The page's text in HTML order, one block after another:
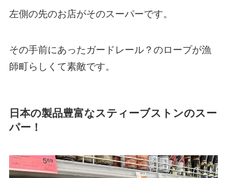
左側の先のお店がそのスーパーです。
その手前にあったガードレール？のロープが漁
師町らしくて素敵です。
日本の製品豊富なスティーブストンのスー
パー！